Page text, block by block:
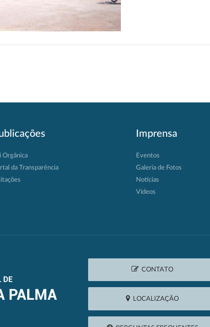
Orgânica
da Transparência
Imprensa
Eventos
Galeria de Fotos
Notícias
Vídeos
CONTATO
LOCALIZAÇÃO